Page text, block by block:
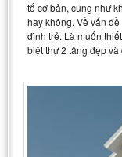
tố cơ bản, cũng như
hay không. Về vấn
đình trẻ. Là muốn
biệt thự 2 tầng đẹp